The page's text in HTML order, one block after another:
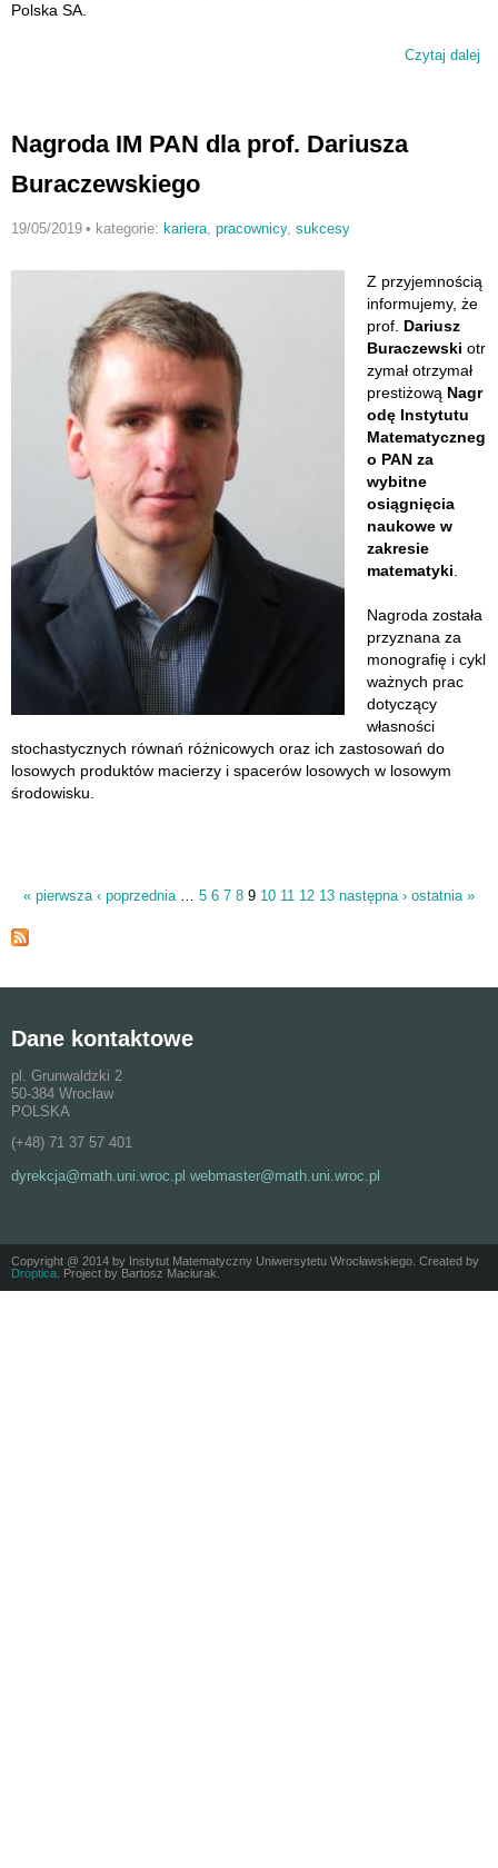
Polska SA.
Czytaj dalej
Nagroda IM PAN dla prof. Dariusza
Buraczewskiego
19/05/2019 • kategorie: kariera, pracownicy, sukcesy
Z przyjemnością
informujemy, że
prof. Dariusz
Buraczewski otr
zymał otrzymał
prestiżową Nagr
odę Instytutu
Matematyczneg
o PAN za
wybitne
osiągnięcia
naukowe w
zakresie
matematyki.
Nagroda została
przyznana za
monografię i cykl
ważnych prac
dotyczący
własności
stochastycznych równań różnicowych oraz ich zastosowań do
losowych produktów macierzy i spacerów losowych w losowym
środowisku.
« pierwsza ‹ poprzednia 5 6 7 8 9 10 11 12 13 następna › ostatnia »
Dane kontaktowe
pl. Grunwaldzki 2
50-384 Wrocław
POLSKA
(+48) 71 37 57 401
dyrekcja@math.uni.wroc.pl webmaster@math.uni.wroc.pl
Copyright @ 2014 by Instytut Matematyczny Uniwersytetu Wrocławskiego. Created by
Droptica . Project by Bartosz Maciurak.